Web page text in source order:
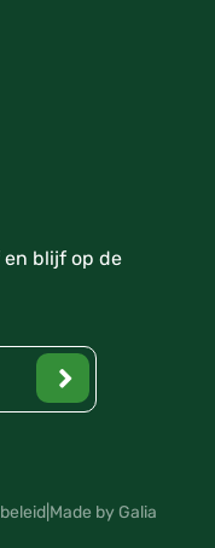
blijf op de
| Made by Galia